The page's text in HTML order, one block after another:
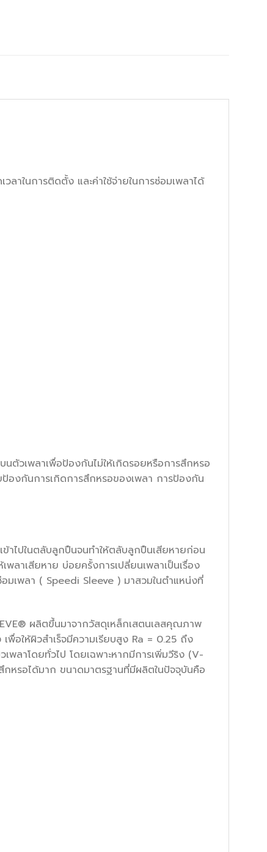
าในการติดตั้ง และค่าใช้จ่ายในการซ่อมเพลาได้
ตัวเพลาเพื่อป้องกันไม่ให้เกิดรอยหรือการสึกหรอ
องกันการเกิดการสึกหรอของเพลา การป้องกัน
าไปในตลับลูกปืนจนทำให้ตลับลูกปืนเสียหายก่อน
ลาเสียหาย บ่อยครั้งการเปลี่ยนเพลาเป็นเรื่อง
มเพลา ( Speedi Sleeve ) มาสวมในตำแหน่งที่
ผลิตขึ้นมาจากวัสดุเหล็กเสตนเลสคุณภาพ
อให้ผิวสำเร็จมีความเรียบสูง Ra = 0.25 ถึง
พลาโดยทั่วไป โดยเฉพาะหากมีการเพิ่มวีริง (V-
กหรอได้มาก ขนาดมาตรฐานที่มีผลิตในปัจจุบันคือ